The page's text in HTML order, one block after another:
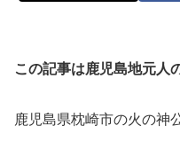
この記事は鹿児島地元人
鹿児島県枕崎市の火の神